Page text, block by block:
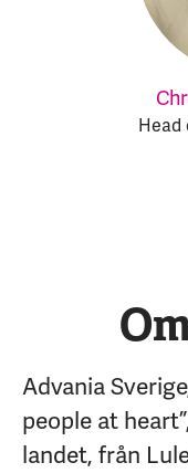
Head
Advania
people at
landet, från